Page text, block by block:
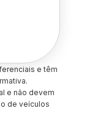
e têm
e não devem
de veículos